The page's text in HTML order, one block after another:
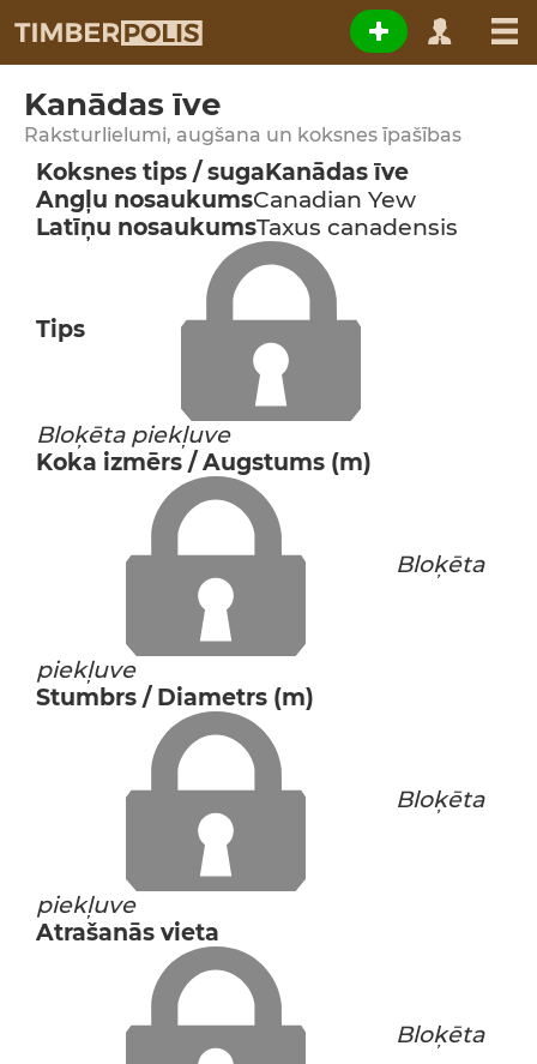
Kanādas īve
Raksturlielumi, augšana un koksnes īpašības
Koksnes tips / sugaKanādas īve
Angļu nosaukumsCanadian Yew
Latīņu nosaukumsTaxus canadensis
Tips
Bloķēta piekļuve
Koka izmērs / Augstums (m)
Bloķēta
piekļuve
Stumbrs / Diametrs (m)
Bloķēta
piekļuve
Atrašanās vieta
Bloķēta